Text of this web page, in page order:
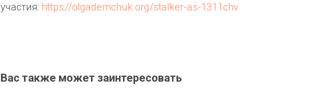
участия: https://olgademchuk.org/stalker-as-1311chv
Вас также может заинтересовать